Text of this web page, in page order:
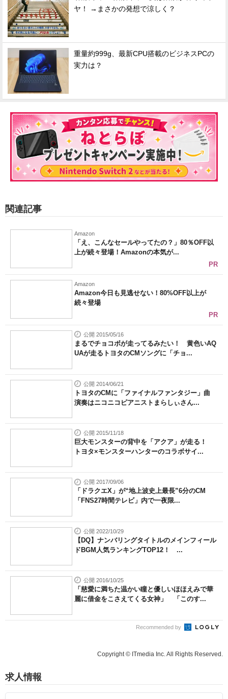
ヤ！ →まさかの発想で涼しく？
重量約999g、最新CPU搭載のビジネスPCの
実力は？
関連記事
Amazon
「え、こんなセールやってたの？」80％OFF以
上が続々登場！Amazonの本気が...
PR
Amazon
Amazon今日も見逃せない！80%OFF以上が
続々登場
PR
公開 2015/05/16
まるでチョコボが走ってるみたい！ 黄色いAQ
UAが走るトヨタのCMソングに「チョ...
公開 2014/06/21
トヨタのCMに「ファイナルファンタジー」曲
演奏はニコニコピアニストまらしぃさん...
公開 2015/11/18
巨大モンスターの背中を「アクア」が走る！
トヨタ×モンスターハンターのコラボサイ...
公開 2017/09/06
「ドラクエX」が“地上波史上最長”6分のCM
「FNS27時間テレビ」内で一夜限...
公開 2022/10/29
【DQ】ナンバリングタイトルのメインフィール
ドBGM人気ランキングTOP12！ ...
公開 2016/10/25
「慈愛に満ちた温かい瞳と優しいほほえみで華
麗に借金をこさえてくる女神」 「このす...
Recommended by
Copyright © ITmedia Inc. All Rights Reserved.
求人情報